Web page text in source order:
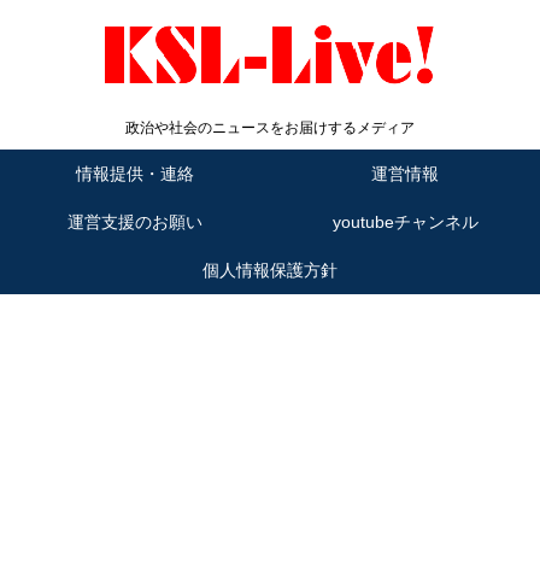
政治や社会のニュースをお届けするメディア
情報提供・連絡 運営情報
運営支援のお願い youtubeチャンネル
個人情報保護方針